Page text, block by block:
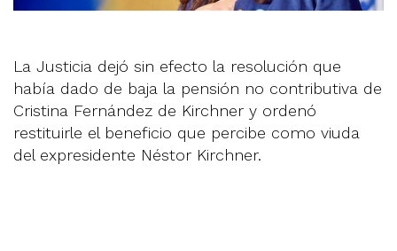
La Justicia dejó sin efecto la resolución que
había dado de baja la pensión no contributiva de
Cristina Fernández de Kirchner y ordenó
restituirle el beneficio que percibe como viuda
del expresidente Néstor Kirchner.